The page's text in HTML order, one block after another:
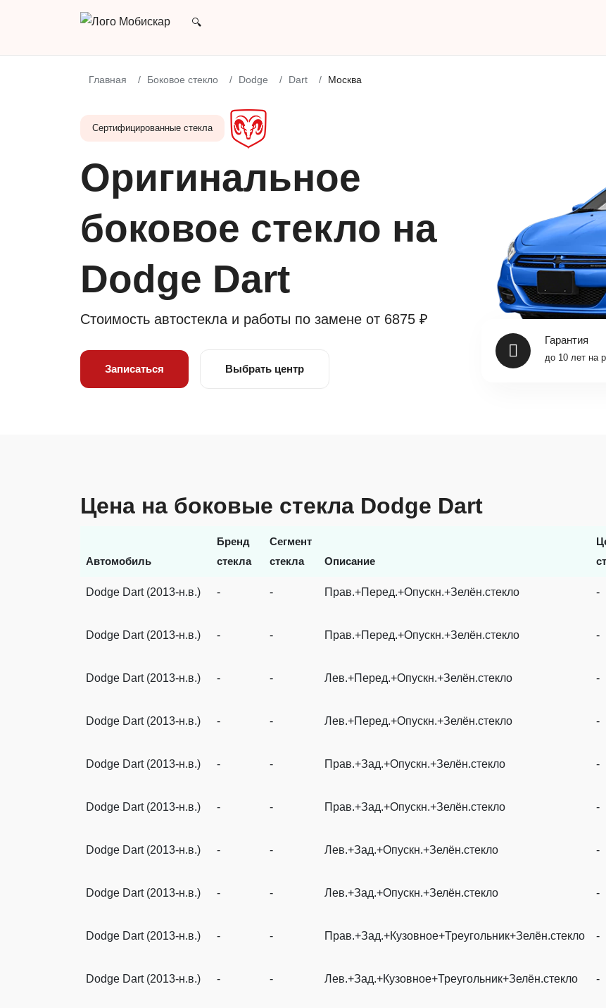
Главная Боковое стекло Dodge Dart Москва
Сертифицированные стекла
Оригинальное
боковое стекло на
Dodge Dart
Стоимость автостекла и работы по замене от 6875 ₽
Записаться Выбрать центр
Гарантия
до 10 лет на
Цена на боковые стекла Dodge Dart
Автомобиль
Бренд
стекла
Сегмент
стекла
Описание
Dodge Dart (2013-н.в.) - - Прав.+Перед.+Опускн.+Зелён.стекло -
Dodge Dart (2013-н.в.) - - Прав.+Перед.+Опускн.+Зелён.стекло -
Dodge Dart (2013-н.в.) - - Лев.+Перед.+Опускн.+Зелён.стекло -
Dodge Dart (2013-н.в.) - - Лев.+Перед.+Опускн.+Зелён.стекло -
Dodge Dart (2013-н.в.) - - Прав.+Зад.+Опускн.+Зелён.стекло -
Dodge Dart (2013-н.в.) - - Прав.+Зад.+Опускн.+Зелён.стекло -
Dodge Dart (2013-н.в.) - - Лев.+Зад.+Опускн.+Зелён.стекло -
Dodge Dart (2013-н.в.) - - Лев.+Зад.+Опускн.+Зелён.стекло -
Dodge Dart (2013-н.в.) - - Прав.+Зад.+Кузовное+Треугольник+Зелён.стекло -
Dodge Dart (2013-н.в.) - - Лев.+Зад.+Кузовное+Треугольник+Зелён.стекло -